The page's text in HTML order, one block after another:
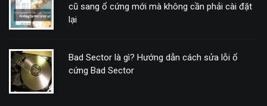
cũ sang ổ cứng mới mà không cần phải cài đặt
lại
Bad Sector là gì? Hướng dẫn cách sửa lỗi ổ
cứng Bad Sector